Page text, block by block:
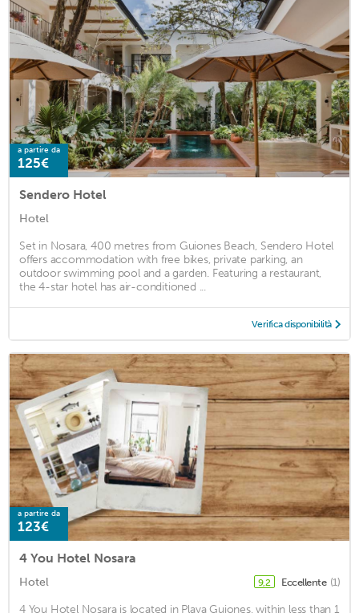
a partire da
125€
Sendero Hotel
Hotel
Set in Nosara, 400 metres from Guiones Beach, Sendero Hotel
offers accommodation with free bikes, private parking, an
outdoor swimming pool and a garden. Featuring a restaurant,
the 4-star hotel has air-conditioned ...
Verifica disponibilità
a partire da
123€
4 You Hotel Nosara
Hotel 9,2 Eccellente (1)
4 You Hotel Nosara is located in Playa Guiones, within less than 1